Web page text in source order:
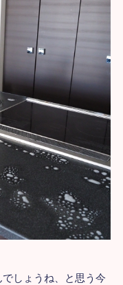
しょうね、と思う今